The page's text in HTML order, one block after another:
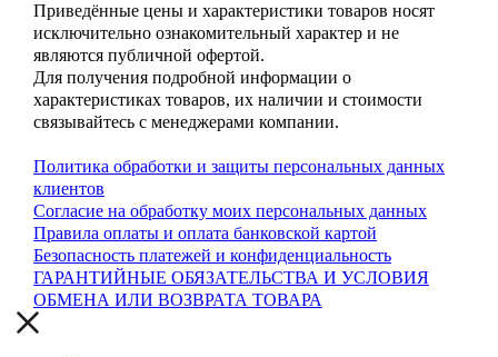
Приведённые цены и характеристики товаров носят
исключительно ознакомительный характер и не
являются публичной офертой.
Для получения подробной информации о
характеристиках товаров, их наличии и стоимости
связывайтесь с менеджерами компании.
Политика обработки и защиты персональных данных
клиентов
Согласие на обработку моих персональных данных
Правила оплаты и оплата банковской картой
Безопасность платежей и конфиденциальность
ГАРАНТИЙНЫЕ ОБЯЗАТЕЛЬСТВА И УСЛОВИЯ
ОБМЕНА ИЛИ ВОЗВРАТА ТОВАРА